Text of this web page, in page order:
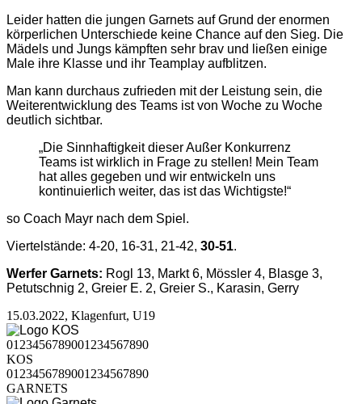
Leider hatten die jungen Garnets auf Grund der enormen
körperlichen Unterschiede keine Chance auf den Sieg. Die
Mädels und Jungs kämpften sehr brav und ließen einige
Male ihre Klasse und ihr Teamplay aufblitzen.
Man kann durchaus zufrieden mit der Leistung sein, die
Weiterentwicklung des Teams ist von Woche zu Woche
deutlich sichtbar.
„Die Sinnhaftigkeit dieser Außer Konkurrenz
Teams ist wirklich in Frage zu stellen! Mein Team
hat alles gegeben und wir entwickeln uns
kontinuierlich weiter, das ist das Wichtigste!“
so Coach Mayr nach dem Spiel.
Viertelstände: 4-20, 16-31, 21-42, 30-51.
Werfer Garnets: Rogl 13, Markt 6, Mössler 4, Blasge 3,
Petutschnig 2, Greier E. 2, Greier S., Karasin, Gerry
15.03.2022, Klagenfurt, U19
01 23456789001 234567890
KOS
01 23456789001 234567890
GARNETS